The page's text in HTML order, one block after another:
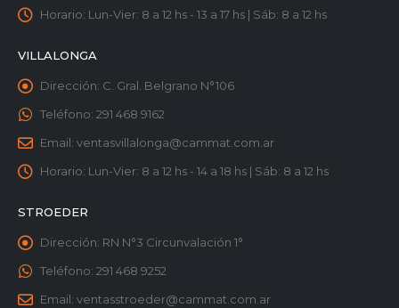
Horario: Lun-Vier: 8 a 12 hs - 13 a 17 hs | Sáb: 8 a 12 hs
VILLALONGA
Dirección: C. Gral. Belgrano N°106
Teléfono: 291 468 9162
Email: ventasvillalonga@cammat.com.ar
Horario: Lun-Vier: 8 a 12 hs - 14 a 18 hs | Sáb: 8 a 12 hs
STROEDER
Dirección: RN N°3 Circunvalación 1°
Teléfono: 291 468 9252
Email: ventasstroeder@cammat.com.ar